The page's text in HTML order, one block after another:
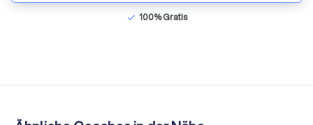
check 100% Gratis